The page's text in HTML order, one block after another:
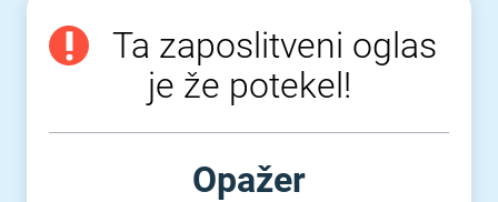
Ta zaposlitveni oglas
je že potekel!
Opažer